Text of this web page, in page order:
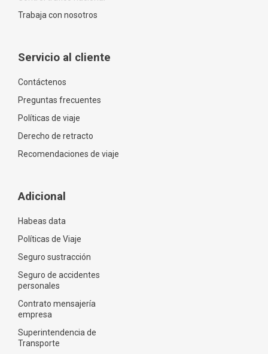
Trabaja con nosotros
Servicio al cliente
Contáctenos
Preguntas frecuentes
Políticas de viaje
Derecho de retracto
Recomendaciones de viaje
Adicional
Habeas data
Políticas de Viaje
Seguro sustracción
Seguro de accidentes
personales
Contrato mensajería
empresa
Superintendencia de
Transporte